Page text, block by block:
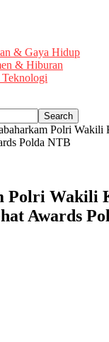
& Gaya Hidup
& Hiburan
Polri Wakili
Polda NTB
Polri Wakili
Awards